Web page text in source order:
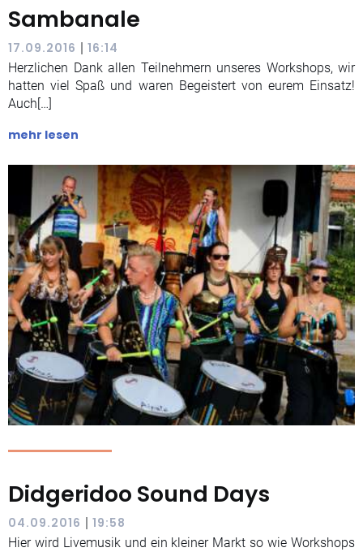
Sambanale
17.09.2016 | 16:14
Herzlichen Dank allen Teilnehmern unseres Workshops, wir
hatten viel Spaß und waren Begeistert von eurem Einsatz!
Auch[…]
mehr lesen
Didgeridoo Sound Days
04.09.2016 | 19:58
Hier wird Livemusik und ein kleiner Markt so wie Workshops